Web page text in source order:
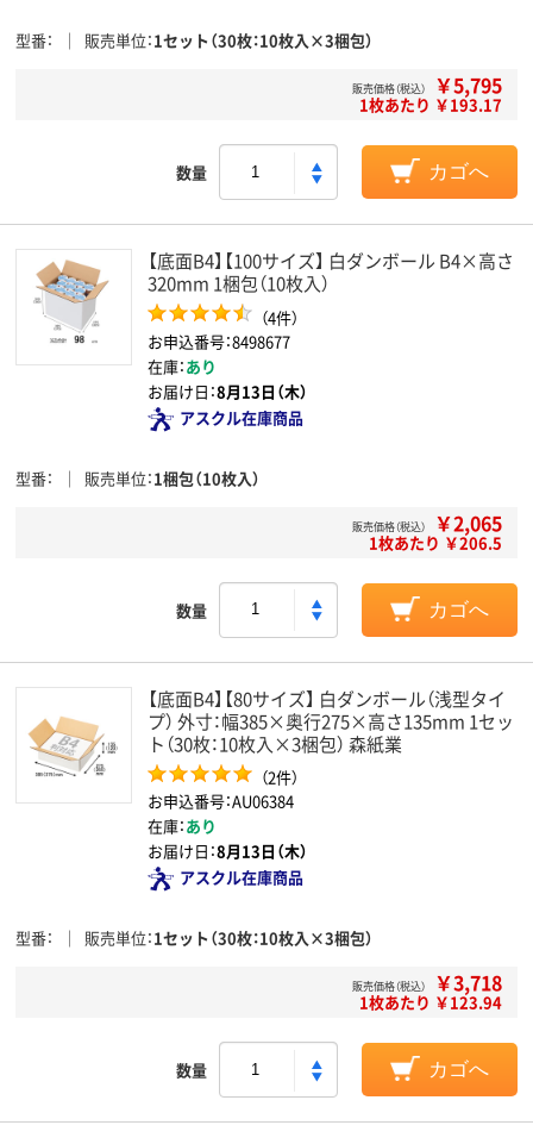
型番 販売単位 1セット（30枚：10枚入×3梱包）
販売価格（税込） ￥5,795
1枚あたり ￥193.17
数量 カゴへ
【底面B4】【100サイズ】 白ダンボール B4×高さ
320mm 1梱包（10枚入）
（4件）
お申込番号：8498677
在庫：あり
お届け日：8月13日（木）
アスクル在庫商品
型番 販売単位 1梱包（10枚入）
販売価格（税込） ￥2,065
1枚あたり ￥206.5
数量 カゴへ
【底面B4】【80サイズ】 白ダンボール（浅型タイ
プ） 外寸：幅385×奥行275×高さ135mm 1セッ
ト（30枚：10枚入×3梱包） 森紙業
（2件）
お申込番号：AU06384
在庫：あり
お届け日：8月13日（木）
アスクル在庫商品
型番 販売単位 1セット（30枚：10枚入×3梱包）
販売価格（税込） ￥3,718
1枚あたり ￥123.94
数量 カゴへ